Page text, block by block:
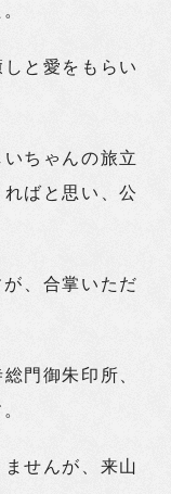
と愛をもらい
ちゃんの旅立
ばと思い、公
、合掌いただ
門御朱印所、
せんが、来山